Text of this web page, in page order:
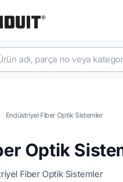
Endüstriyel Fiber Optik Sistemler
Optik
Fiber Optik Sistemler